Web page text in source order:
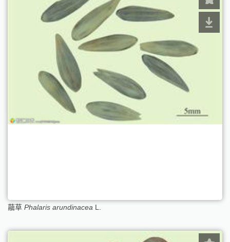
虉草 Phalaris arundinacea L.